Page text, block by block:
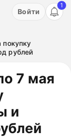
3 дня!
Войти
1
покупку
рублей
7 мая
и